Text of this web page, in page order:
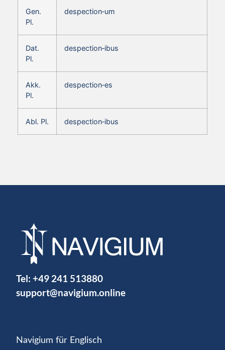
Gen.
Pl.
despection‑um
Dat.
Pl.
despection‑ibus
Akk.
Pl.
despection‑es
Abl. Pl. despection‑ibus
Tel: +49 241 513880
support@navigium.online
Navigium für Englisch